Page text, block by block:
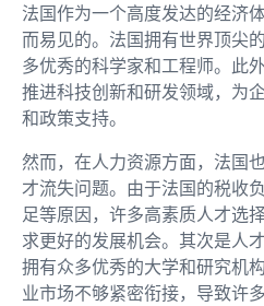
法国作为一个高度发达的经济
而易见的。法国拥有世界顶尖
多优秀的科学家和工程师。此
推进科技创新和研发领域，为
和政策支持。
然而，在人力资源方面，法国
才流失问题。由于法国的税收
足等原因，许多高素质人才选
求更好的发展机会。其次是人
拥有众多优秀的大学和研究机
业市场不够紧密衔接，导致许